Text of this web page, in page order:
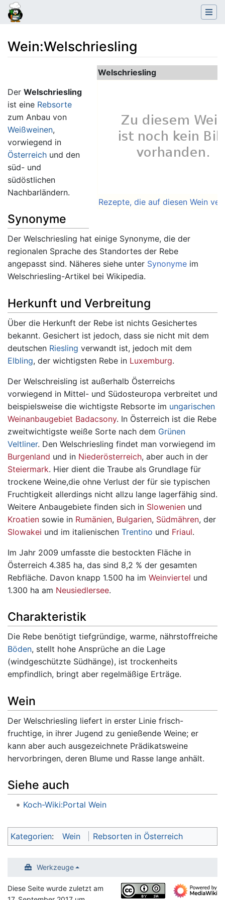
Wein:Welschriesling
,Suche
Welschriesling
Rezepte, die auf diesen Wein
Der Welschriesling
ist eine Rebsorte
zum Anbau von
Weißweinen,
vorwiegend in
Österreich und den
süd- und
südöstlichen
Nachbarländern.
Synonyme
Der Welschriesling hat einige Synonyme, die der
regionalen Sprache des Standortes der Rebe
angepasst sind. Näheres siehe unter Synonyme im
Welschriesling-Artikel bei Wikipedia.
Herkunft und Verbreitung
Über die Herkunft der Rebe ist nichts Gesichertes
bekannt. Gesichert ist jedoch, dass sie nicht mit dem
deutschen Riesling verwandt ist, jedoch mit dem
Elbling, der wichtigsten Rebe in Luxemburg.
Der Welschreisling ist außerhalb Österreichs
vorwiegend in Mittel- und Südosteuropa verbreitet und
beispielsweise die wichtigste Rebsorte im ungarischen
Weinanbaugebiet Badacsony. In Österreich ist die Rebe
zweitwichtigste weiße Sorte nach dem Grünen
Veltliner. Den Welschriesling findet man vorwiegend im
Burgenland und in Niederösterreich, aber auch in der
Steiermark. Hier dient die Traube als Grundlage für
trockene Weine,die ohne Verlust der für sie typischen
Fruchtigkeit allerdings nicht allzu lange lagerfähig sind.
Weitere Anbaugebiete finden sich in Slowenien und
Kroatien sowie in Rumänien, Bulgarien, Südmähren, der
Slowakei und im italienischen Trentino und Friaul.
Im Jahr 2009 umfasste die bestockten Fläche in
Österreich 4.385 ha, das sind 8,2 % der gesamten
Rebfläche. Davon knapp 1.500 ha im Weinviertel und
1.300 ha am Neusiedlersee.
Charakteristik
Die Rebe benötigt tiefgründige, warme, nährstoffreiche
Böden, stellt hohe Ansprüche an die Lage
(windgeschützte Südhänge), ist trockenheits
empfindlich, bringt aber regelmäßige Erträge.
Wein
Der Welschriesling liefert in erster Linie frisch-
fruchtige, in ihrer Jugend zu genießende Weine; er
kann aber auch ausgezeichnete Prädikatsweine
hervorbringen, deren Blume und Rasse lange anhält.
Siehe auch
Koch-Wiki:Portal Wein
Kategorien: Wein Rebsorten in Österreich
Werkzeuge
Diese Seite wurde zuletzt am